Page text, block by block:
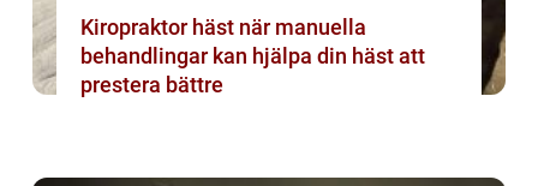
Kiropraktor häst när manuella
behandlingar kan hjälpa din häst att
prestera bättre